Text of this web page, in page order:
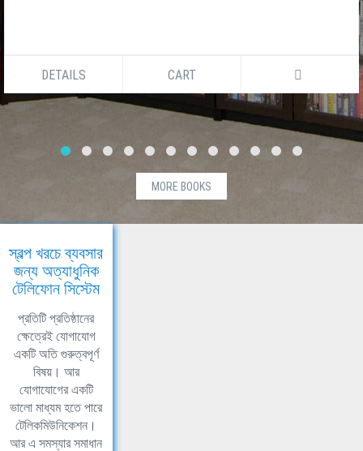
DETAILS CART
MORE BOOKS
স্বল্প খরচে ব্যবসার
জন্য অত্যাধুনিক
টেলিফোন সিস্টেম
প্রতিটি প্রতিষ্ঠানের
ক্ষেত্রেই যোগাযোগ
একটি অতি গুরুত্বপূর্ণ
বিষয়। আর
যোগাযোগের একটি
ভালো মাধ্যম হতে পারে
টেলিকমিউনিকেশন।
আর এ সমস্যার সমাধান